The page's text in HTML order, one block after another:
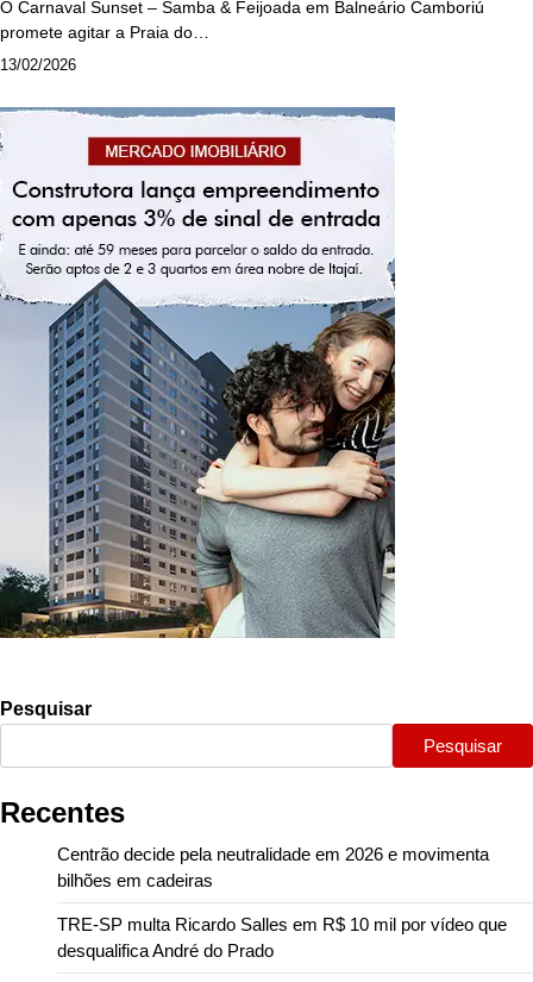
O Carnaval Sunset – Samba & Feijoada em Balneário Camboriú
promete agitar a Praia do…
13/02/2026
Pesquisar
Pesquisar
Recentes
Centrão decide pela neutralidade em 2026 e movimenta
bilhões em cadeiras
TRE-SP multa Ricardo Salles em R$ 10 mil por vídeo que
desqualifica André do Prado